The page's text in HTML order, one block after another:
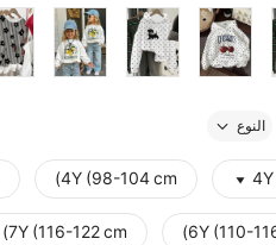
النوع
4Y
4Y (98-104 cm)
6Y (110-
7Y (116-122 cm)